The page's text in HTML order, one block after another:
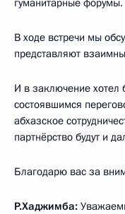
В ходе встречи мы
представляют
И в заключение
состоявшимся
абхазское
партнёрство будут и
Благодарю вас за
Р.Хаджимба: